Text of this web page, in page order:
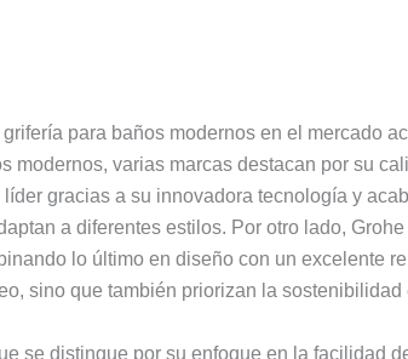
para baños modernos en el mercado
modernos, varias marcas destacan por su
gracias a su innovadora tecnología y
a diferentes estilos. Por otro lado,
lo último en diseño con un excelente
sino que también priorizan la sostenibilidad
se distingue por su enfoque en la facilidad